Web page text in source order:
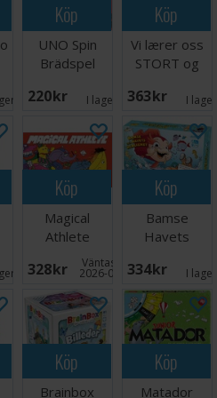
11
Köp
UNO Spin
Brädspel
220 SEK I lager: 2
Köp
Vi lærer oss
STORT og
NORSK
363 SEK I
10
Köp
Magical
Athlete
Brädspel
328 SEK Väntas in:
2026-09-30
Köp
Bamse
Havets
Brädspel
334 SEK I
Köp
Brainbox
Köp
Matador